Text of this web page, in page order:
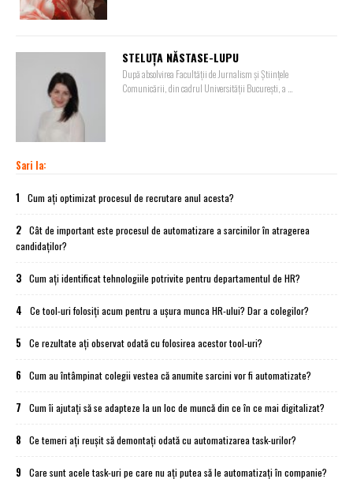
STELUȚA NĂSTASE-LUPU
După absolvirea Facultății de Jurnalism și Științele
Comunicării, din cadrul Universității București, a ...
Sari la:
1 Cum ați optimizat procesul de recrutare anul acesta?
2 Cât de important este procesul de automatizare a sarcinilor în atragerea
candidaților?
3 Cum ați identificat tehnologiile potrivite pentru departamentul de HR?
4 Ce tool-uri folosiți acum pentru a ușura munca HR-ului? Dar a colegilor?
5 Ce rezultate ați observat odată cu folosirea acestor tool-uri?
6 Cum au întâmpinat colegii vestea că anumite sarcini vor fi automatizate?
7 Cum îi ajutați să se adapteze la un loc de muncă din ce în ce mai digitalizat?
8 Ce temeri ați reușit să demontați odată cu automatizarea task-urilor?
9 Care sunt acele task-uri pe care nu ați putea să le automatizați în companie?